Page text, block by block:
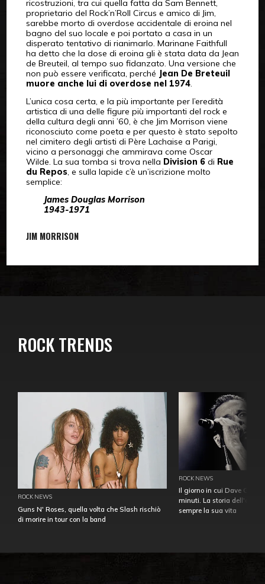
ricostruzioni, tra cui quella fatta da Sam Bennett,
proprietario del Rock’n’Roll Circus e amico di Jim,
sarebbe morto di overdose accidentale di eroina nel
bagno del suo locale e poi portato a casa in un
disperato tentativo di rianimarlo. Marinane Faithfull
ha detto che la dose di eroina gli è stata data da Jean
de Breuteil, al tempo suo fidanzato. Una versione che
non può essere verificata, perché Jean De Breteuil
muore anche lui di overdose nel 1974.
L’unica cosa certa, e la più importante per l’eredità
artistica di una delle figure più importanti del rock e
della cultura degli anni ’60, è che Jim Morrison viene
riconosciuto come poeta e per questo è stato sepolto
nel cimitero degli artisti di Père Lachaise a Parigi,
vicino a personaggi che ammirava come Oscar
Wilde. La sua tomba si trova nella Division 6di Rue
du Repos, e sulla lapide c’è un’iscrizione molto
semplice:
James Douglas Morrison
1943-1971
JIM MORRISON
ROCK TRENDS
ROCK NEWS
Guns N' Roses, quella volta che Slash rischiò
di morire in tour con la band
ROCK NEWS
Il giorno in cui Dave
minuti. La storia
sempre la sua vita